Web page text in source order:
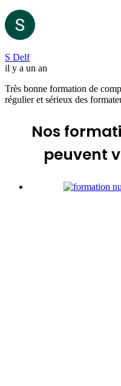
S Delf
il y a un an
Très bonne formation de
régulier et sérieux des
Nos
peuvent